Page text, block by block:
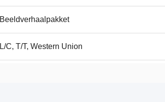
Beeldverhaalpakket
L/C, T/T, Western Union